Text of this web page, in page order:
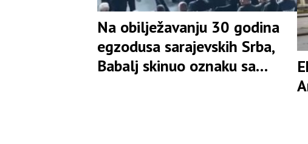
Na obilježavanju 30 godina
egzodusa sarajevskih Srba,
Babalj skinuo oznaku sa